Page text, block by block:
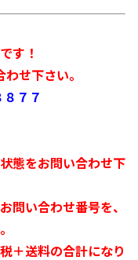
す！
せ下さい。
７７
態をお問い合わせ下
い合わせ番号を、
＋送料の合計になり